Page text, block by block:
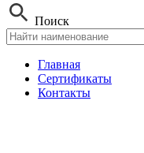
Поиск
Главная
Сертификаты
Контакты